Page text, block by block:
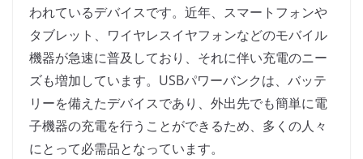
われているデバイスです。近年、スマートフォンや
タブレット、ワイヤレスイヤフォンなどのモバイル
機器が急速に普及しており、それに伴い充電のニー
ズも増加しています。USBパワーバンクは、バッテ
リーを備えたデバイスであり、外出先でも簡単に電
子機器の充電を行うことができるため、多くの人々
にとって必需品となっています。